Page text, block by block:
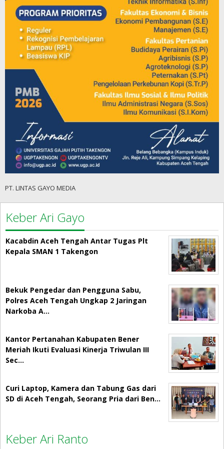
PT. LINTAS GAYO MEDIA
Keber Ari Gayo
Kacabdin Aceh Tengah Antar Tugas Plt
Kepala SMAN 1 Takengon
Bekuk Pengedar dan Pengguna Sabu,
Polres Aceh Tengah Ungkap 2 Jaringan
Narkoba A…
Kantor Pertanahan Kabupaten Bener
Meriah Ikuti Evaluasi Kinerja Triwulan III
Sec…
Curi Laptop, Kamera dan Tabung Gas dari
SD di Aceh Tengah, Seorang Pria dari Ben…
Keber Ari Ranto